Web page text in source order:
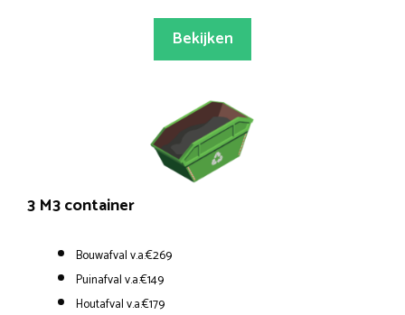
Bekijken
3 M3 container
Bouwafval v.a.€269
Puinafval v.a.€149
Houtafval v.a.€179